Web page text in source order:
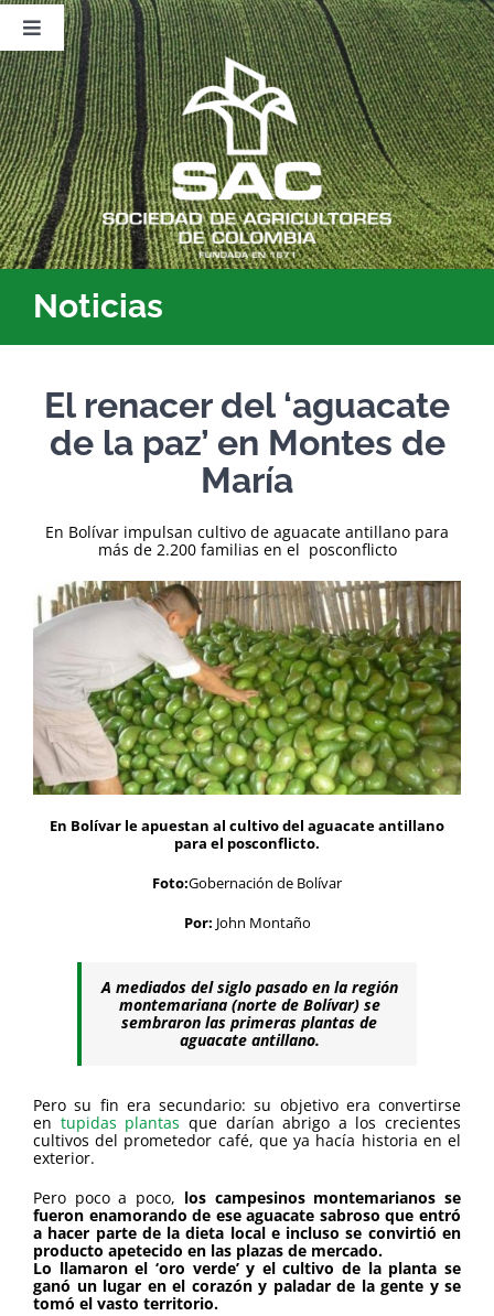
Saltar
contenido
Toggle
Navigation
Nosotros
Publicaciones
Sala de Prensa
Eventos
Noticias
El renacer del ‘aguacate
de la paz’ en Montes de
María
En Bolívar impulsan cultivo de aguacate antillano para
más de 2.200 familias en el posconflicto
En Bolívar le apuestan al cultivo del aguacate antillano
para el posconflicto.
Foto:Gobernación de Bolívar
Por: John Montaño
A mediados del siglo pasado en la región
montemariana (norte de Bolívar) se
sembraron las primeras plantas de
aguacate antillano.
Pero su fin era secundario: su objetivo era convertirse
en tupidas plantas que darían abrigo a los crecientes
cultivos del prometedor café, que ya hacía historia en el
exterior.
Pero poco a poco, los campesinos montemarianos se
fueron enamorando de ese aguacate sabroso que entró
a hacer parte de la dieta local e incluso se convirtió en
producto apetecido en las plazas de mercado.
Lo llamaron el ‘oro verde’ y el cultivo de la planta se
ganó un lugar en el corazón y paladar de la gente y se
tomó el vasto territorio.